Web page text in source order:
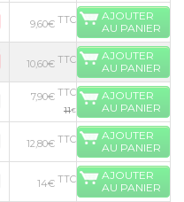
9,60€ TTC
AJOUTER
AU PANIER
10,60€ TTC
AJOUTER
AU PANIER
7,90€ TTC
11€
AJOUTER
AU PANIER
12,80€ TTC
AJOUTER
AU PANIER
14€ TTC
AJOUTER
AU PANIER